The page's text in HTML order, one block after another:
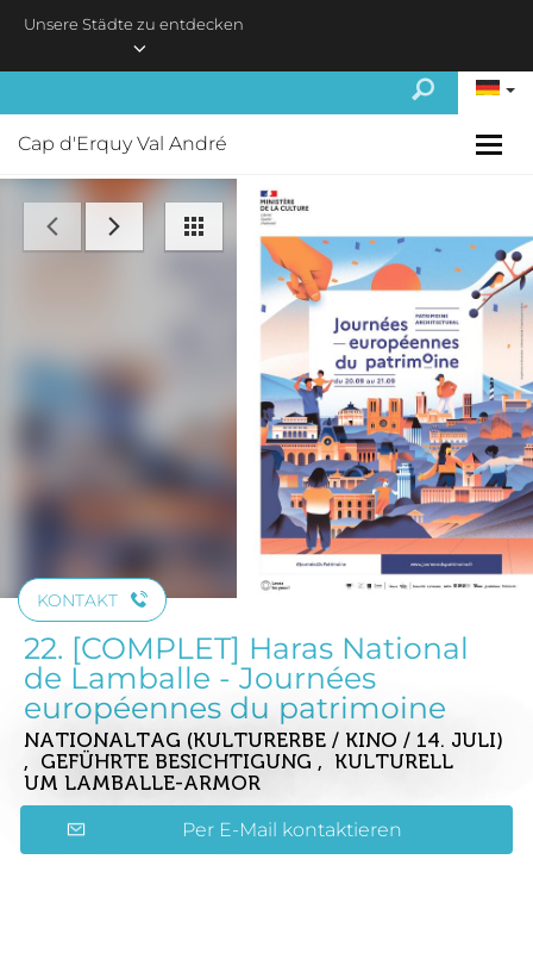
Unsere Städte zu entdecken
Cap d'Erquy Val André
KONTAKT
22. [COMPLET] Haras National
de Lamballe - Journées
européennes du patrimoine
NATIONALTAG (KULTURERBE / KINO / 14. JULI)
, GEFÜHRTE BESICHTIGUNG , KULTURELL
UM LAMBALLE-ARMOR
Per E-Mail kontaktieren